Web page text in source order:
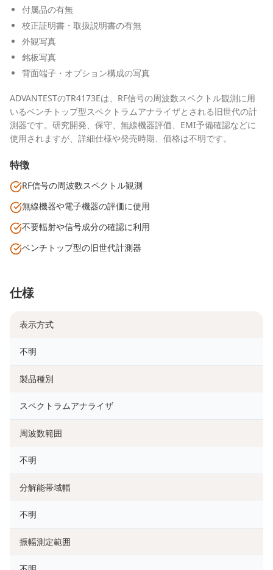
付属品の有無
校正証明書・取扱説明書の有無
外観写真
銘板写真
背面端子・オプション構成の写真
ADVANTESTのTR4173Eは、RF信号の周波数スペクトル観測に用
いるベンチトップ型スペクトラムアナライザとされる旧世代の計
測器です。研究開発、保守、無線機器評価、EMI予備確認などに
使用されますが、詳細仕様や発売時期、価格は不明です。
特徴
RF信号の周波数スペクトル観測
無線機器や電子機器の評価に使用
不要輻射や信号成分の確認に利用
ベンチトップ型の旧世代計測器
仕様
表示方式
不明
製品種別
スペクトラムアナライザ
周波数範囲
不明
分解能帯域幅
不明
振幅測定範囲